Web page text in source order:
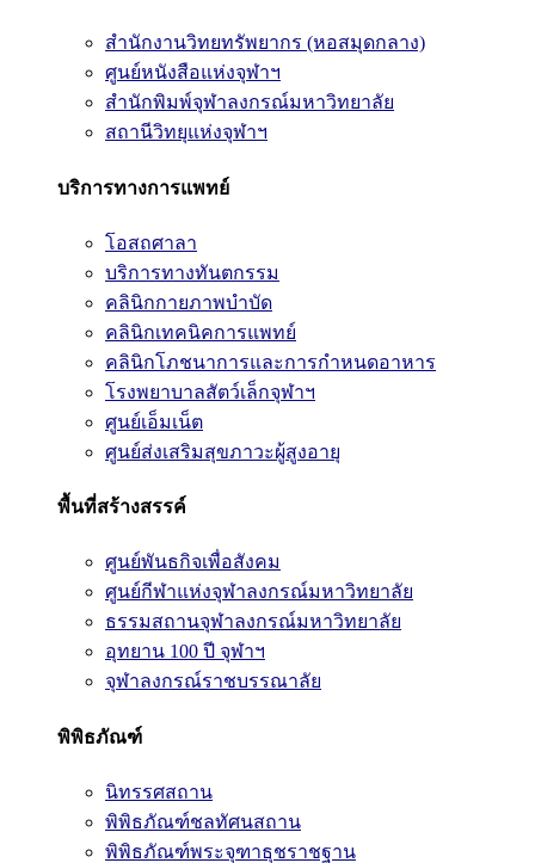
สำนักงานวิทยทรัพยากร (หอสมุดกลาง)
ศูนย์หนังสือแห่งจุฬาฯ
สำนักพิมพ์จุฬาลงกรณ์มหาวิทยาลัย
สถานีวิทยุแห่งจุฬาฯ
บริการทางการแพทย์
โอสถศาลา
บริการทางทันตกรรม
คลินิกกายภาพบำบัด
คลินิกเทคนิคการแพทย์
คลินิกโภชนาการและการกำหนดอาหาร
โรงพยาบาลสัตว์เล็กจุฬาฯ
ศูนย์เอ็มเน็ต
ศูนย์ส่งเสริมสุขภาวะผู้สูงอายุ
พื้นที่สร้างสรรค์
ศูนย์พันธกิจเพื่อสังคม
ศูนย์กีฬาแห่งจุฬาลงกรณ์มหาวิทยาลัย
ธรรมสถานจุฬาลงกรณ์มหาวิทยาลัย
อุทยาน 100 ปี จุฬาฯ
จุฬาลงกรณ์ราชบรรณาลัย
พิพิธภัณฑ์
นิทรรศสถาน
พิพิธภัณฑ์ชลทัศนสถาน
พิพิธภัณฑ์พระจุฑาธุชราชฐาน